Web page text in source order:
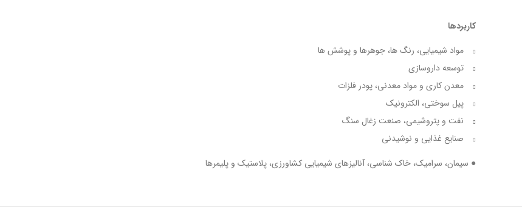
کاربردها
مواد شیمیایی، رنگ ها، جوهرها و پوشش ها
توسعه داروسازی
معدن کاری و مواد معدنی، پودر فلزات
پیل سوختی، الکترونیک
نفت و پتروشیمی، صنعت زغال سنگ
صنایع غذایی و نوشیدنی
● سیمان، سرامیک، خاک شناسی، آنالیزهای شیمیایی کشاورزی، پلاستیک و پلیمرها